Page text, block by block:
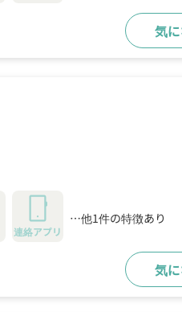
気
連絡アプリ
…他1件の特徴あり
気